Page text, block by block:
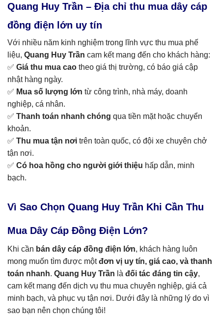
Quang Huy Trần – Địa chỉ thu mua dây cáp
đồng điện lớn uy tín
Với nhiều năm kinh nghiệm trong lĩnh vực thu mua phế
liệu, Quang Huy Trần cam kết mang đến cho khách hàng:
✅ Giá thu mua cao theo giá thị trường, có báo giá cập
nhật hàng ngày.
✅ Mua số lượng lớn từ công trình, nhà máy, doanh
nghiệp, cá nhân.
✅ Thanh toán nhanh chóng qua tiền mặt hoặc chuyển
khoản.
✅ Thu mua tận nơi trên toàn quốc, có đội xe chuyên chở
tận nơi.
✅ Có hoa hồng cho người giới thiệu hấp dẫn, minh
bạch.
Vì Sao Chọn Quang Huy Trần Khi Cần Thu
Mua Dây Cáp Đồng Điện Lớn?
Khi cần bán dây cáp đồng điện lớn, khách hàng luôn
mong muốn tìm được mộtđơn vị uy tín, giá cao, và thanh
toán nhanh. Quang Huy Trần là đối tác đáng tin cậy,
cam kết mang đến dịch vụ thu mua chuyên nghiệp, giá cả
minh bạch, và phục vụ tận nơi. Dưới đây là những lý do vì
sao bạn nên chọn chúng tôi!